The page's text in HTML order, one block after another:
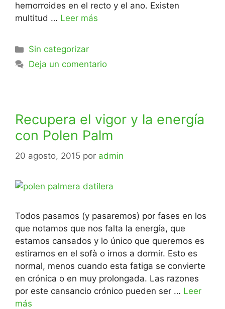
hemorroides en el recto y el ano. Existen
multitud … Leer más
Sin categorizar
Deja un comentario
Recupera el vigor y la energía
con Polen Palm
20 agosto, 2015 por admin
Todos pasamos (y pasaremos) por fases en los
que notamos que nos falta la energía, que
estamos cansados y lo único que queremos es
estirarnos en el sofà o irnos a dormir. Esto es
normal, menos cuando esta fatiga se convierte
en crónica o en muy prolongada. Las razones
por este cansancio crónico pueden ser … Leer
más